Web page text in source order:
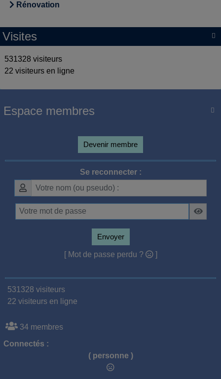
Rénovation

Visites
531328 visiteurs
22 visiteurs en ligne

Espace membres
Devenir membre
Se reconnecter :
Envoyer
[ Mot de passe perdu ? ]
531328 visiteurs
22 visiteurs en ligne
34 membres
Connectés :
( personne )